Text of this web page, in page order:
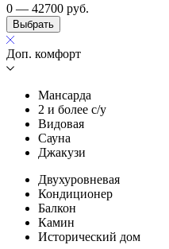
0 — 42700 руб.
Выбрать
Доп. комфорт
Мансарда
2 и более с/у
Видовая
Сауна
Джакузи
Двухуровневая
Кондиционер
Балкон
Камин
Исторический дом